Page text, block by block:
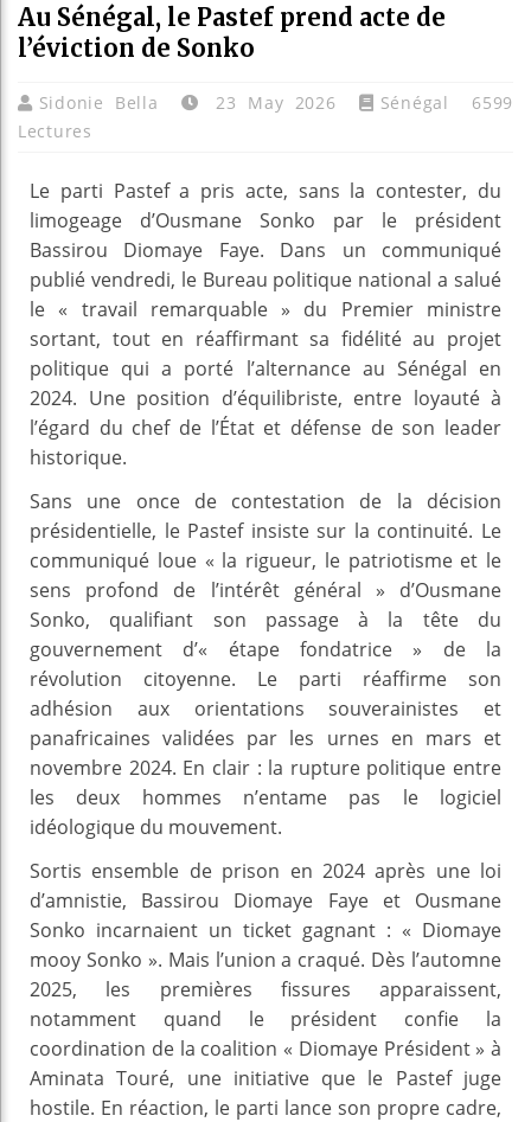
Au Sénégal, le Pastef prend acte de
l’éviction de Sonko
Sidonie Bella 23 May 2026 Sénégal
6599
Lectures
Le parti Pastef a pris acte, sans la contester, du
limogeage d’Ousmane Sonko par le président
Bassirou Diomaye Faye. Dans un communiqué
publié vendredi, le Bureau politique national a salué
le « travail remarquable » du Premier ministre
sortant, tout en réaffirmant sa fidélité au projet
politique qui a porté l’alternance au Sénégal en
2024. Une position d’équilibriste, entre loyauté à
l’égard du chef de l’État et défense de son leader
historique.
Sans une once de contestation de la décision
présidentielle, le Pastef insiste sur la continuité. Le
communiqué loue « la rigueur, le patriotisme et le
sens profond de l’intérêt général » d’Ousmane
Sonko, qualifiant son passage à la tête du
gouvernement d’« étape fondatrice » de la
révolution citoyenne. Le parti réaffirme son
adhésion aux orientations souverainistes et
panafricaines validées par les urnes en mars et
novembre 2024. En clair : la rupture politique entre
les deux hommes n’entame pas le logiciel
idéologique du mouvement.
Sortis ensemble de prison en 2024 après une loi
d’amnistie, Bassirou Diomaye Faye et Ousmane
Sonko incarnaient un ticket gagnant : « Diomaye
mooy Sonko ». Mais l’union a craqué. Dès l’automne
2025, les premières fissures apparaissent,
notamment quand le président confie la
coordination de la coalition « Diomaye Président » à
Aminata Touré, une initiative que le Pastef juge
hostile. En réaction, le parti lance son propre cadre,